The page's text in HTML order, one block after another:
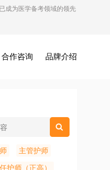
成为医学备考领域的领先
合作咨询 品牌介绍
主管护师
护师（正高）